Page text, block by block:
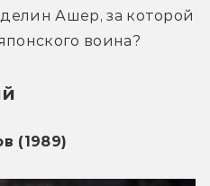
Ашер, за которой
воина?
(1989)